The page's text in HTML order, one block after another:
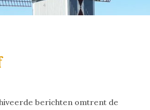
berichten omtrent de